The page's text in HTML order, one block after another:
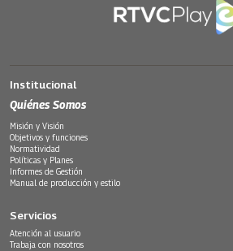
Institucional
Quiénes Somos
Misión y Visión
Objetivos y funciones
Normatividad
Políticas y Planes
Informes de Gestión
Manual de producción y estilo
Servicios
Atención al usuario
Trabaja con nosotros